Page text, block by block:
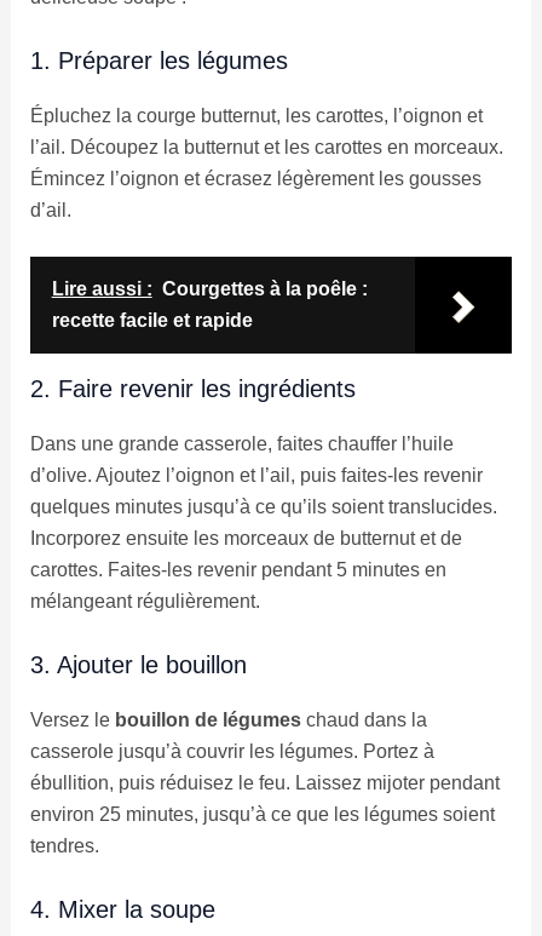
1. Préparer les légumes
Épluchez la courge butternut, les carottes, l’oignon et
l’ail. Découpez la butternut et les carottes en morceaux.
Émincez l’oignon et écrasez légèrement les gousses
d’ail.
Lire aussi : Courgettes à la poêle :
recette facile et rapide
2. Faire revenir les ingrédients
Dans une grande casserole, faites chauffer l’huile
d’olive. Ajoutez l’oignon et l’ail, puis faites-les revenir
quelques minutes jusqu’à ce qu’ils soient translucides.
Incorporez ensuite les morceaux de butternut et de
carottes. Faites-les revenir pendant 5 minutes en
mélangeant régulièrement.
3. Ajouter le bouillon
Versez le bouillon de légumeschaud dans la
casserole jusqu’à couvrir les légumes. Portez à
ébullition, puis réduisez le feu. Laissez mijoter pendant
environ 25 minutes, jusqu’à ce que les légumes soient
tendres.
4. Mixer la soupe